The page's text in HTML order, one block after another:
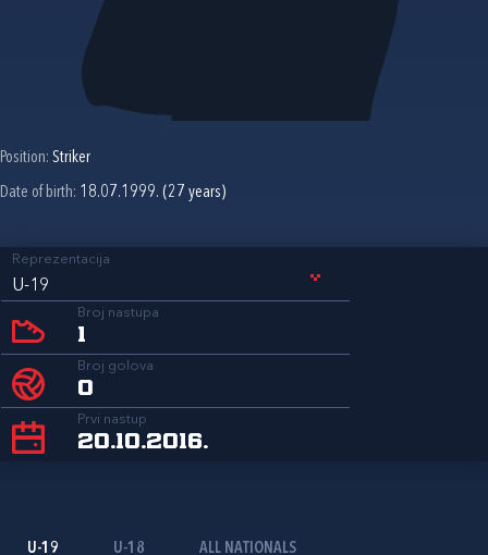
Position: Striker
Date of birth: 18.07.1999. (27 years)
Reprezentacija
U-19
Broj nastupa
1
Broj golova
0
Prvi nastup
20.10.2016.
U-19 U-18 ALL NATIONALS